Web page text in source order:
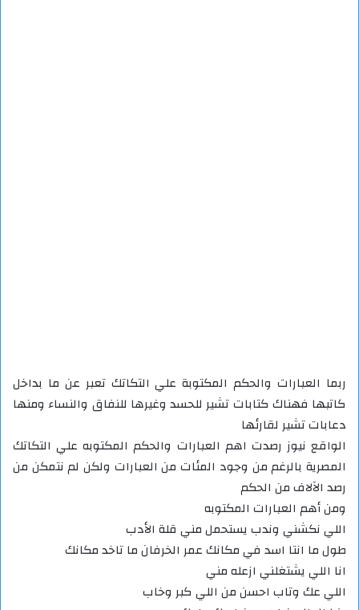
ربما العبارات والحكم المكتوبة علي التكاتك تعبر عن ما بداخل
كاتبها فهناك كتابات تشير للحسد وغيرها للنفاق والنساء ومنها
دعابات تشير لقارئها
الواقع نيوز رصدت اهم العبارات والحكم المكتوبه علي التكاتك
المصرية بالرغم من وجود المئات من العبارات ولكن لم نتمكن من
رصد الآلاف من الحكم
ومن أهم العبارات المكتوبه
اللي نكشني وندب يستحمل مني قلة الأدب
طول ما انتا اسد في مكانك عمر الخرفان ما تاخد مكانك
انا اللي يشتغلني ازعله مني
اللي عك وتاب احسن من اللي كبر وخاب